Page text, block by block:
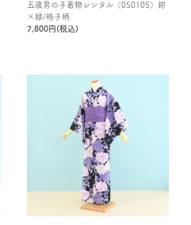
五歳男の子着物レンタル（050105）紺
×緑/格子柄
7,800円(税込)